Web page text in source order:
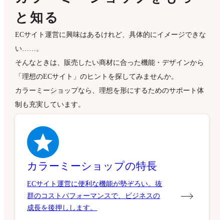
と知る
ECサイト運営に興味はあるけれど、具体的にイメージできな
い……。
そんなときは、販売したい商材に合った機能・デザインから
「理想のECサイト」のヒントを探してみませんか。
カラーミーショップなら、理想を形にするためのサポート体
制も充実しています。
カラーミーショップの特長
ECサイト運営に便利な機能が勢ぞろい。抜
群のコストパフォーマンスで、ビジネスの
成長を後押しします。